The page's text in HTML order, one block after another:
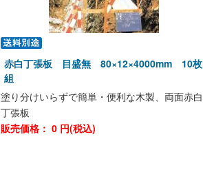
赤白丁張板 目盛無 80×12×4000mm 10枚
組
塗り分けいらずで簡単・便利な木製、両面赤白
丁張板
販売価格： 0 円(税込)